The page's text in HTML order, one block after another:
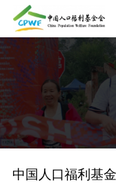
中国人口福利基